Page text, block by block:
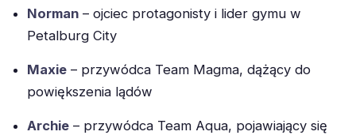
Norman – ojciec protagonisty i lider gymu w
Petalburg City
Maxie – przywódca Team Magma, dążący do
powiększenia lądów
Archie – przywódca Team Aqua, pojawiający się